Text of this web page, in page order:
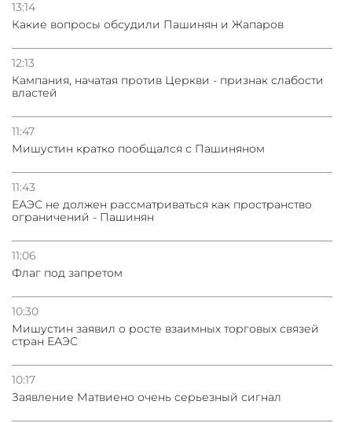
13:14
Какие вопросы обсудили Пашинян и Жапаров
12:13
Кампания, начатая против Церкви - признак слабости
властей
11:47
Мишустин кратко пообщался с Пашиняном
11:43
ЕАЭС не должен рассматриваться как пространство
ограничений - Пашинян
11:06
Флаг под запретом
10:30
Мишустин заявил о росте взаимных торговых связей
стран ЕАЭС
10:17
Заявление Матвиено очень серьезный сигнал